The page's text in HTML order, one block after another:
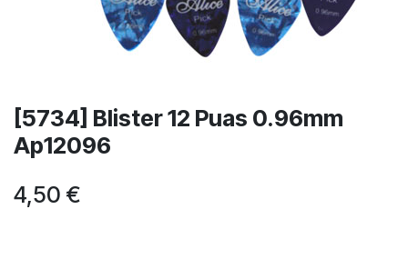
[5734] Blister 12 Puas 0.96mm
Ap12096
4,50 €